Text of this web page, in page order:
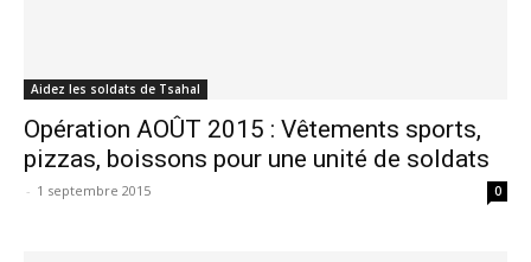
Aidez les soldats de Tsahal
Opération AOÛT 2015 : Vêtements sports,
pizzas, boissons pour une unité de soldats
- 1 septembre 2015 0